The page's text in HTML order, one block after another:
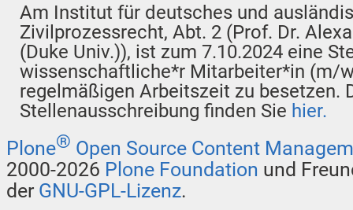
Am Institut für deutsches und
Zivilprozessrecht, Abt. 2 (Prof. Dr.
(Duke Univ.)), ist zum 7.10.2024 eine
wissenschaftliche*r Mitarbeiter*in (m/
regelmäßigen Arbeitszeit zu besetzen.
Stellenausschreibung finden Sie hier.
Plone® Open Source Content
2000-2026 Plone Foundation und
der GNU-GPL-Lizenz.